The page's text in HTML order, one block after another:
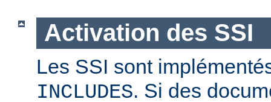
Activation des SSI
Les SSI sont
INCLUDES. Si des